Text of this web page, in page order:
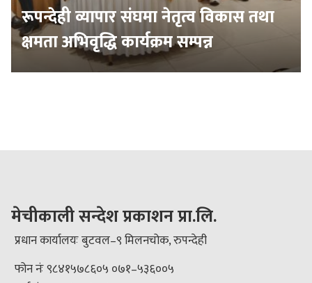
रूपन्देही व्यापार संघमा नेतृत्व विकास तथा
क्षमता अभिवृद्धि कार्यक्रम सम्पन्न
मेचीकाली सन्देश प्रकाशन प्रा.लि.
प्रधान कार्यालयः बुटवल–९ मिलनचोक, रुपन्देही
फोन नंः ९८४१५७८६०५ ०७१–५३६००५